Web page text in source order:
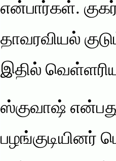
என்பார்கள்.
தாவரவியல்
இதில்
ஸ்குவாஷ்
பழங்குடியினர்